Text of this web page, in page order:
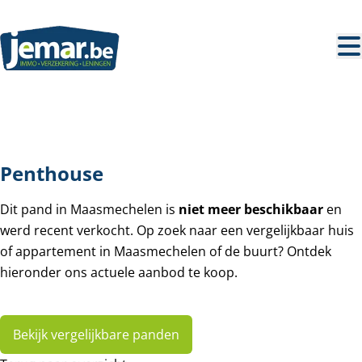
VERKOCHT
Penthouse
Dit pand in Maasmechelen is niet meer beschikbaar en
werd recent verkocht. Op zoek naar een vergelijkbaar huis
of appartement in Maasmechelen of de buurt? Ontdek
hieronder ons actuele aanbod te koop.
Bekijk vergelijkbare panden